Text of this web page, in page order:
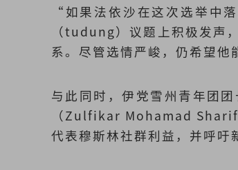
“如果法依沙在这次选举中
（tudung）议题上积极发声
系。尽管选情严峻，仍希望
与此同时，伊党雪州青年团
（Zulfikar Mohamad
代表穆斯林社群利益，并呼吁